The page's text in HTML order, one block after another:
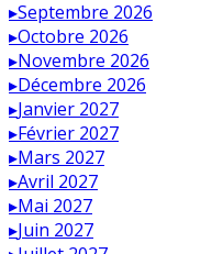
▸Septembre 2026
▸Octobre 2026
▸Novembre 2026
▸Décembre 2026
▸Janvier 2027
▸Février 2027
▸Mars 2027
▸Avril 2027
▸Mai 2027
▸Juin 2027